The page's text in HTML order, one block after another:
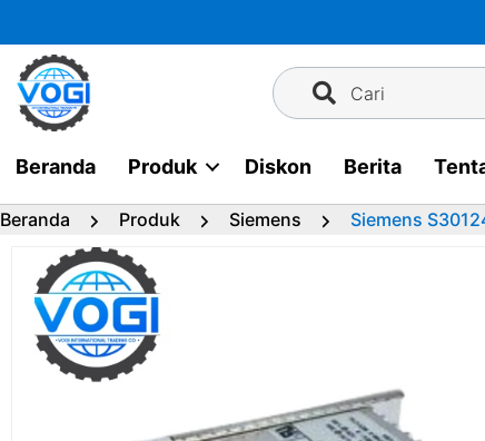
ke
konten
Cari
Beranda Produk Diskon Berita
Beranda Produk Siemens Siemens